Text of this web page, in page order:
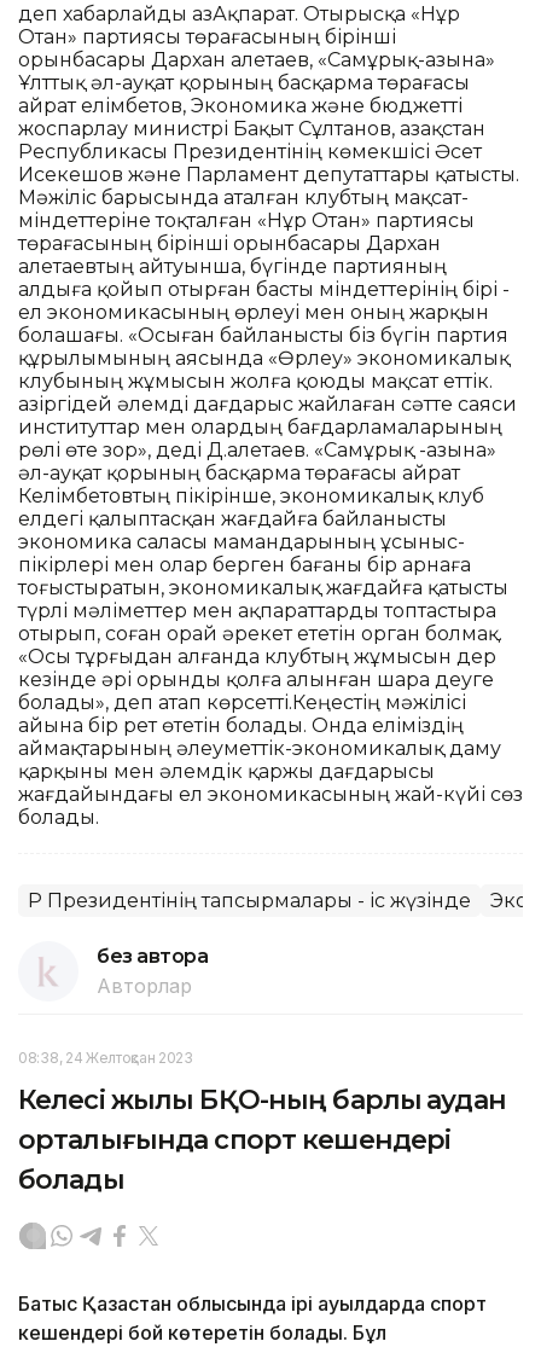
деп хабарлайды ҚазАқпарат. Отырысқа «Нұр
Отан» партиясы төрағасының бірінші
орынбасары Дархан Қалетаев, «Самұрық-Қазына»
Ұлттық әл-ауқат қорының басқарма төрағасы
Қайрат Қелімбетов, Экономика және бюджетті
жоспарлау министрі Бақыт Сұлтанов, Қазақстан
Республикасы Президентінің көмекшісі Әсет
Исекешов және Парламент депутаттары қатысты.
Мәжіліс барысында аталған клубтың мақсат-
міндеттеріне тоқталған «Нұр Отан» партиясы
төрағасының бірінші орынбасары Дархан
Қалетаевтың айтуынша, бүгінде партияның
алдыға қойып отырған басты міндеттерінің бірі -
ел экономикасының өрлеуі мен оның жарқын
болашағы. «Осыған байланысты біз бүгін партия
құрылымының аясында «Өрлеу» экономикалық
клубының жұмысын жолға қоюды мақсат еттік.
Қазіргідей әлемді дағдарыс жайлаған сәтте саяси
институттар мен олардың бағдарламаларының
рөлі өте зор», деді Д.Қалетаев. «Самұрық -Қазына»
әл-ауқат қорының басқарма төрағасы Қайрат
Келімбетовтың пікірінше, экономикалық клуб
елдегі қалыптасқан жағдайға байланысты
экономика саласы мамандарының ұсыныс-
пікірлері мен олар берген бағаны бір арнаға
тоғыстыратын, экономикалық жағдайға қатысты
түрлі мәліметтер мен ақпараттарды топтастыра
отырып, соған орай әрекет ететін орган болмақ.
«Осы тұрғыдан алғанда клубтың жұмысын дер
кезінде әрі орынды қолға алынған шара деуге
болады», деп атап көрсетті.Кеңестің мәжілісі
айына бір рет өтетін болады. Онда еліміздің
аймақтарының әлеуметтік-экономикалық даму
қарқыны мен әлемдік қаржы дағдарысы
жағдайындағы ел экономикасының жай-күйі сөз
болады.
ҚР Президентінің тапсырмалары - іс жүзінде
без автора
Авторлар
08:38, 24 Желтоқсан 2023
Келесі жылы БҚО-ның барлық аудан
орталығында спорт кешендері
болады
Батыс Қазақстан облысында ірі ауылдарда спорт
кешендері бой көтеретін болады. Бұл